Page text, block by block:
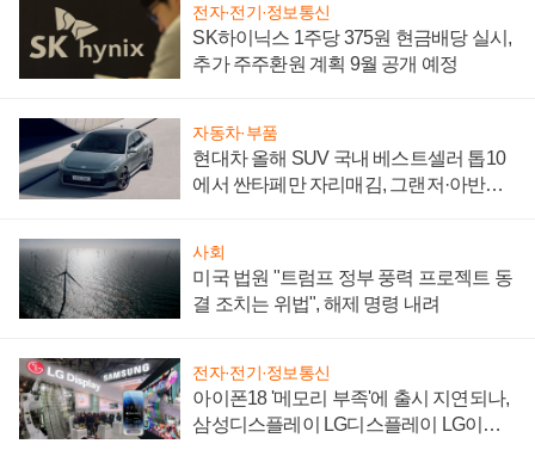
전자·전기·정보통신
SK하이닉스 1주당 375원 현금배당 실시,
추가 주주환원 계획 9월 공개 예정
자동차·부품
현대차 올해 SUV 국내 베스트셀러 톱10
에서 싼타페만 자리매김, 그랜저·아반떼
사회
미국 법원 "트럼프 정부 풍력 프로젝트 동
결 조치는 위법", 해제 명령 내려
전자·전기·정보통신
아이폰18 '메모리 부족'에 출시 지연되나,
삼성디스플레이 LG디스플레이 LG이노